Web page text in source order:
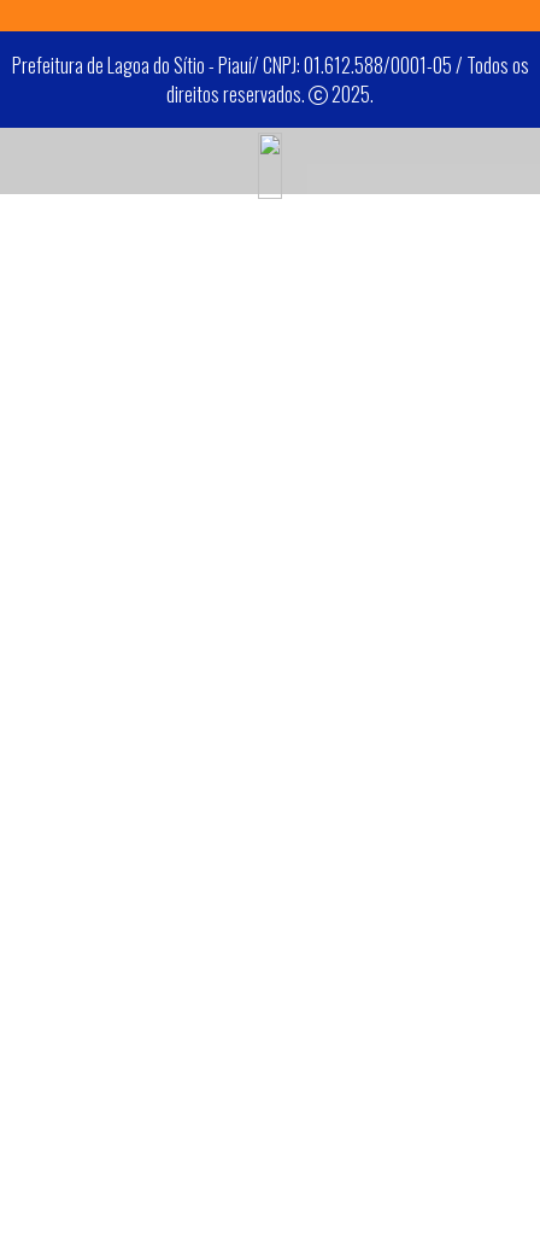
Prefeitura de Lagoa do Sítio - Piauí/ CNPJ: 01.612.588/0001-05 / Todos os
direitos reservados.
2025.